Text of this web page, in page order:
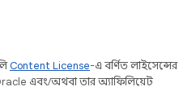
Content License-এ বর্ণিত লাইসেন্সের
এবং/অথবা তার অ্যাফিলিয়েট